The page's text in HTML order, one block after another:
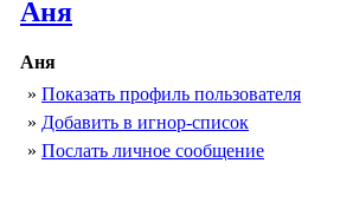
Аня
Аня
» Показать профиль пользователя
» Добавить в игнор-список
» Послать личное сообщение